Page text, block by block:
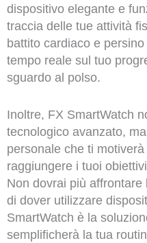
dispositivo elegante e
traccia delle tue attività
battito cardiaco e
tempo reale sul tuo
sguardo al polso.
Inoltre, FX SmartWatch
tecnologico avanzato,
personale che ti
raggiungere i tuoi
Non dovrai più
di dover utilizzare
SmartWatch è la
semplificherà la tua